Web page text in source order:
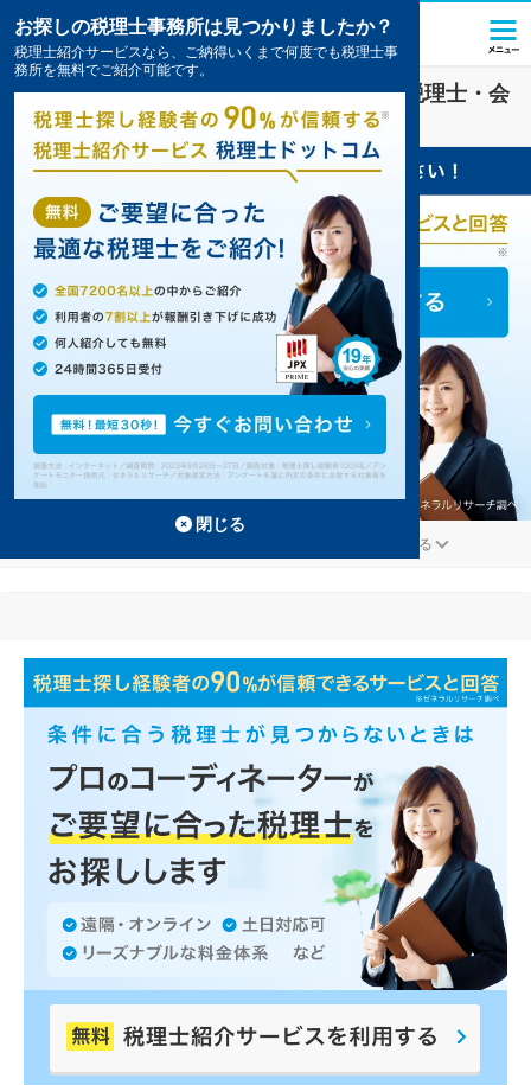
ファンド業界に強い宜野湾市(沖縄県)の税理士・会
計事務所の一覧
もっと見る
お探しの税理士事務所は見つかりましたか？
税理士紹介サービスなら、ご納得いくまで何度でも税理士事
務所を無料でご紹介可能です。
閉じる